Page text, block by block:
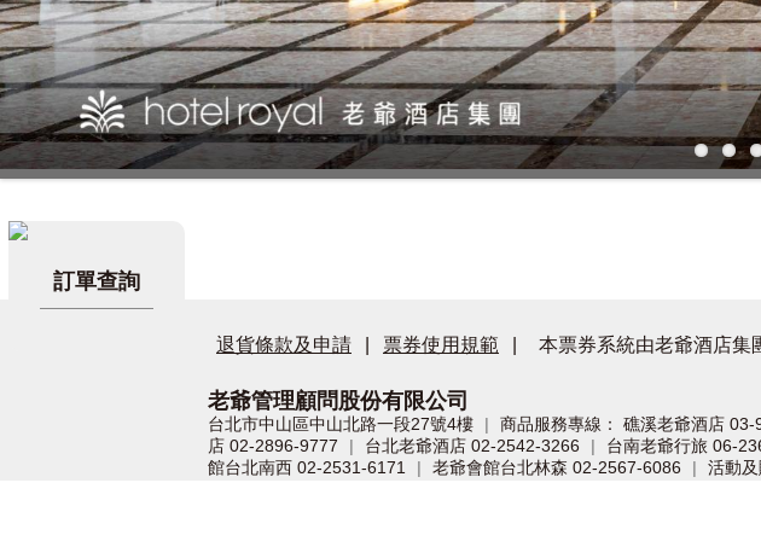
訂單查詢
退貨條款及申請 票券使用規範 本票券系統由老爺酒店集
老爺管理顧問股份有限公司
台北市中山區中山北路一段27號4樓 | 商品服務專線： 礁溪老爺酒店 03-
店 02-2896-9777
| 台北老爺酒店 02-2542-3266 | 台南老爺行旅 06-
館台北南西 02-2531-6171
| 老爺會館台北林森 02-2567-6086 | 活動及